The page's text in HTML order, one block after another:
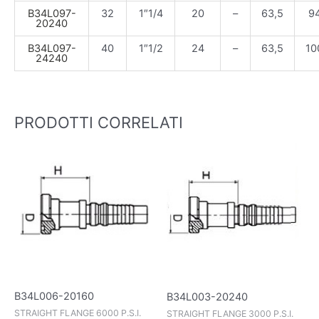
B34L097-
20240
32 1″1/4 20 – 63,5
B34L097-
24240
40 1″1/2 24 – 63,5
PRODOTTI CORRELATI
B34L006-20160
STRAIGHT FLANGE 6000 P.S.I.
B34L003-20240
STRAIGHT FLANGE 3000 P.S.I.